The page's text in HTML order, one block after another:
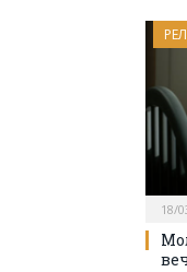
18/